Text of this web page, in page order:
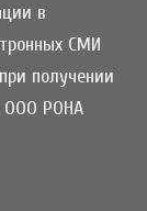
в
СМИ
получении
ООО РОНА